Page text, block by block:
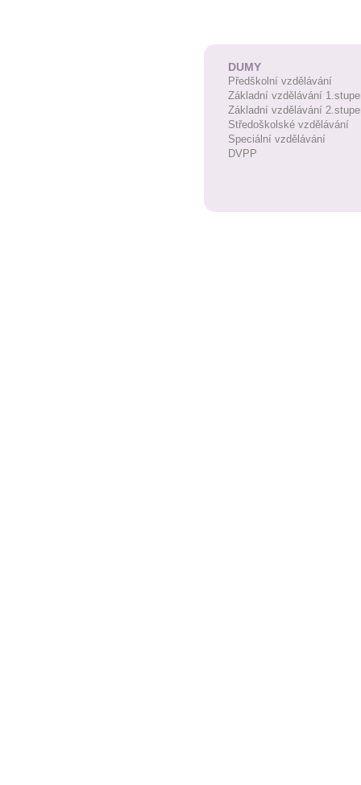
DUMY
Předškolní vzdělávání
Základní vzdělávání
Základní vzdělávání
Středoškolské vzdělávání
Speciální vzdělávání
DVPP